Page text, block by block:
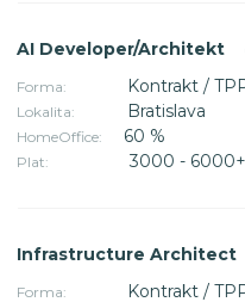
AI Developer/Architekt
Forma: Kontrakt /
Lokalita: Bratislava
HomeOffice: 60 %
Plat: 3000 -
Infrastructure Architect
Forma: Kontrakt /